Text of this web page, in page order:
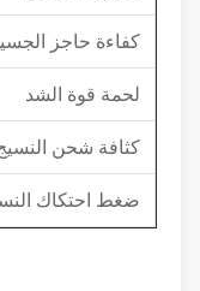
كفاءة حاجز الجسيمات
لحمة قوة الشد
كثافة شحن النسيج
ضغط احتكاك النسيج